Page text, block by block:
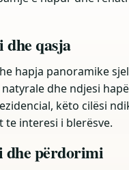
qasja
hapja panoramike
dhe ndjesi
këto cilësi
interesi i blerësve.
dhe përdorimi